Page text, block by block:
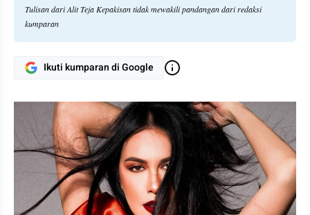
Tulisan dari Alit Teja Kepakisan tidak mewakili pandangan dari redaksi
kumparan
Ikuti kumparan di Google